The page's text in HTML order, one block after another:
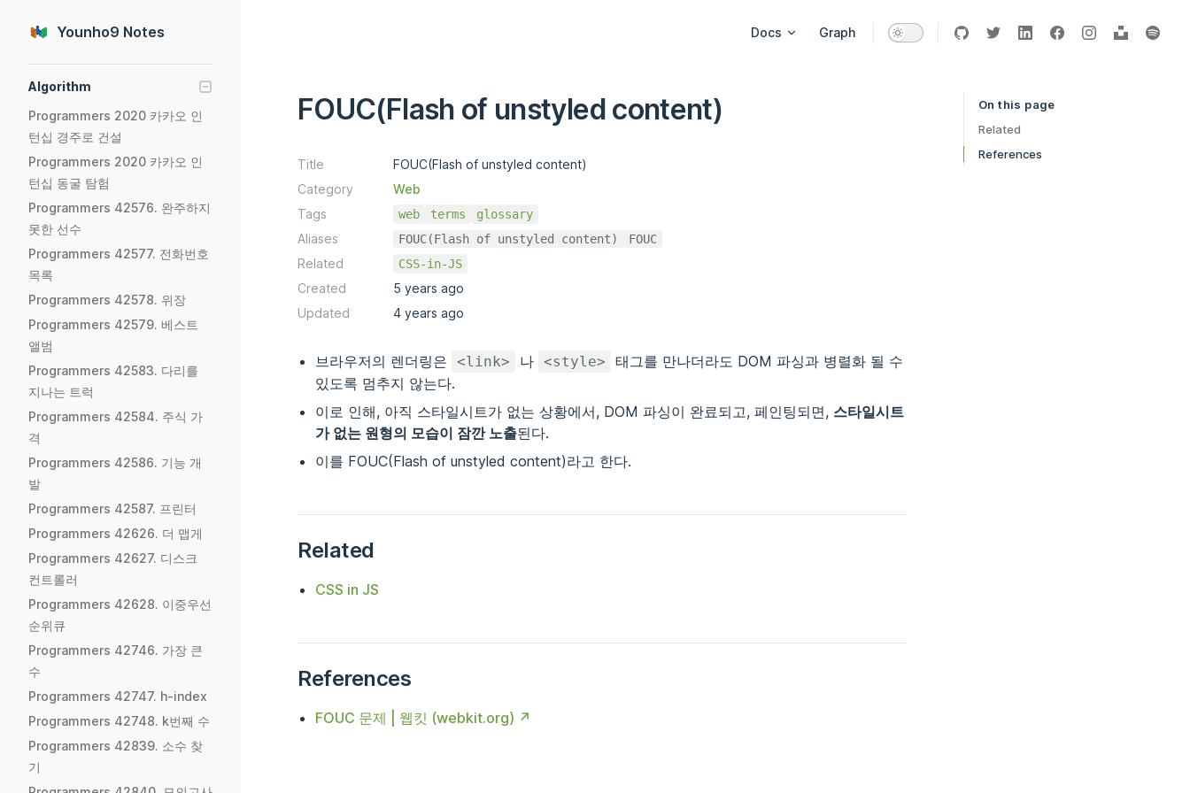
Skip to content
Younho9 Notes Docs Graph
Algorithm
Programmers 2020 카카오 인
턴십 경주로 건설
Programmers 2020 카카오 인
턴십 동굴 탐험
Programmers 42576. 완주하지
못한 선수
Programmers 42577. 전화번호
목록
Programmers 42578. 위장
Programmers 42579. 베스트
앨범
Programmers 42583. 다리를
지나는 트럭
Programmers 42584. 주식 가
격
Programmers 42586. 기능 개
발
Programmers 42587. 프린터
Programmers 42626. 더 맵게
Programmers 42627. 디스크
컨트롤러
Programmers 42628. 이중우선
순위큐
Programmers 42746. 가장 큰
수
Programmers 42747. h-index
Programmers 42748. k번째 수
Programmers 42839. 소수 찾
기
On this page
Table of Contents for current page
Related
References
FOUC(Flash of unstyled content)
Title
FOUC(Flash of unstyled content)
Category
Web
Tags
web terms glossary
Aliases FOUC(Flash of unstyled content) FOUC
Related CSS-in-JS
Created
5 years ago
Updated
4 years ago
브라우저의 렌더링은 <link> 나 <style>
태그를 만나더라도 DOM 파싱과 병렬화 될 수
있도록 멈추지 않는다.
이로 인해, 아직 스타일시트가 없는 상황에서, DOM 파싱이 완료되고, 페인팅되면, 스타일시트
가 없는 원형의 모습이 잠깐 노출된다.
이를 FOUC(Flash of unstyled content)라고 한다.
Related
CSS in JS
References
FOUC 문제 | 웹킷 (webkit.org)